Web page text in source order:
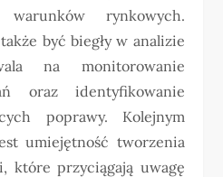
rynkowych.
być biegły w analizie
na monitorowanie
oraz identyfikowanie
poprawy. Kolejnym
umiejętność tworzenia
które przyciągają uwagę